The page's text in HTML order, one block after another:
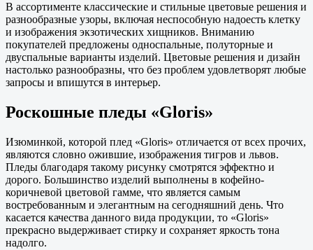
В ассортименте классические и стильные цветовые решения и
разнообразные узоры, включая неспособную надоесть клетку
и изображения экзотических хищников. Вниманию
покупателей предложены односпальные, полуторные и
двуспальные варианты изделий. Цветовые решения и дизайн
настолько разнообразны, что без проблем удовлетворят любые
запросы и впишутся в интерьер.
Роскошные пледы «Gloris»
Изюминкой, которой плед «Gloris» отличается от всех прочих,
являются словно ожившие, изображения тигров и львов.
Пледы благодаря такому рисунку смотрятся эффектно и
дорого. Большинство изделий выполнены в кофейно-
коричневой цветовой гамме, что является самым
востребованным и элегантным на сегодняшний день. Что
касается качества данного вида продукции, то «Gloris»
прекрасно выдерживает стирку и сохраняет яркость тона
надолго.